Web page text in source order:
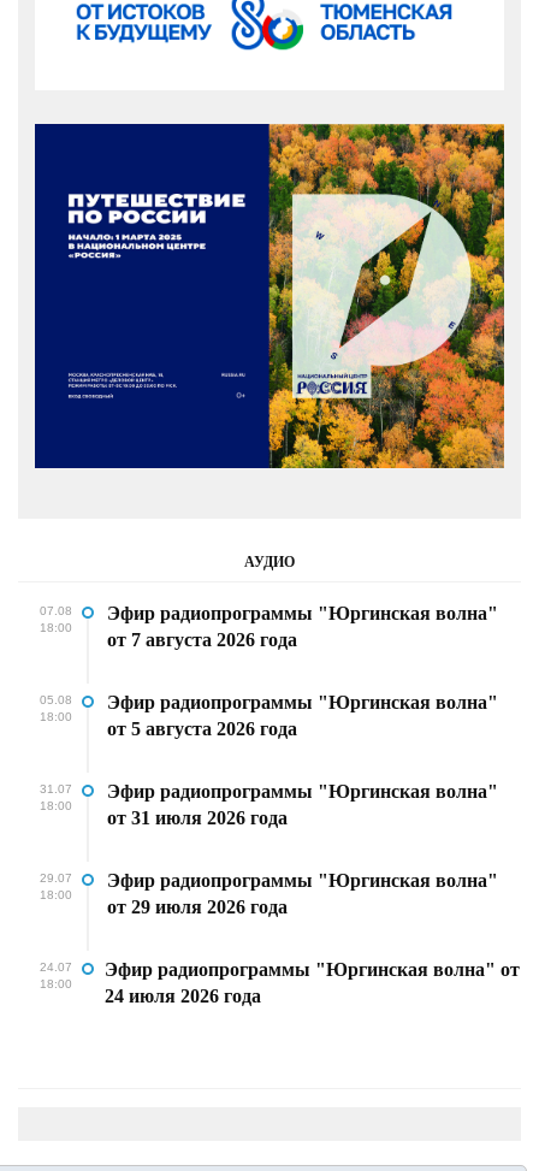
АУДИО
07.08
18:00
Эфир радиопрограммы "Юргинская волна"
от 7 августа 2026 года
05.08
18:00
Эфир радиопрограммы "Юргинская волна"
от 5 августа 2026 года
31.07
18:00
Эфир радиопрограммы "Юргинская волна"
от 31 июля 2026 года
29.07
18:00
Эфир радиопрограммы "Юргинская волна"
от 29 июля 2026 года
24.07
18:00
Эфир радиопрограммы "Юргинская волна" от
24 июля 2026 года